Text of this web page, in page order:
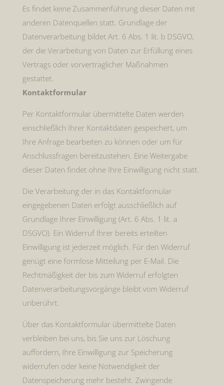
Es findet keine Zusammenführung dieser Daten mit
anderen Datenquellen statt. Grundlage der
Datenverarbeitung bildet Art. 6 Abs. 1 lit. b DSGVO,
der die Verarbeitung von Daten zur Erfüllung eines
Vertrags oder vorvertraglicher Maßnahmen
gestattet.
Kontaktformular
Per Kontaktformular übermittelte Daten werden
einschließlich Ihrer Kontaktdaten gespeichert, um
Ihre Anfrage bearbeiten zu können oder um für
Anschlussfragen bereitzustehen. Eine Weitergabe
dieser Daten findet ohne Ihre Einwilligung nicht statt.
Die Verarbeitung der in das Kontaktformular
eingegebenen Daten erfolgt ausschließlich auf
Grundlage Ihrer Einwilligung (Art. 6 Abs. 1 lit. a
DSGVO). Ein Widerruf Ihrer bereits erteilten
Einwilligung ist jederzeit möglich. Für den Widerruf
genügt eine formlose Mitteilung per E-Mail. Die
Rechtmäßigkeit der bis zum Widerruf erfolgten
Datenverarbeitungsvorgänge bleibt vom Widerruf
unberührt.
Über das Kontaktformular übermittelte Daten
verbleiben bei uns, bis Sie uns zur Löschung
auffordern, Ihre Einwilligung zur Speicherung
widerrufen oder keine Notwendigkeit der
Datenspeicherung mehr besteht. Zwingende